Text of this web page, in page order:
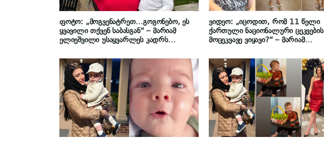
ფოტო: „მოგვენატრეთ…გოგონებო, ეს
ყვავილი თქვენ საბასგან“ – მარიამ
ელიეშვილი უსაყვარლეს კადრს
ვიდეო: „იცოდით, რომ 11 წელი
ქართული ნაციონალური ცეკვების
მოცეკვავე ვიყავი?“ – მარიამ